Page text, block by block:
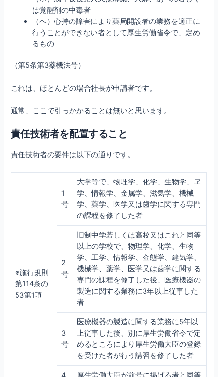
は覚醒剤の中毒者
（へ）心持の障害により薬局開設者の業務を適正に
行うことができない者として厚生労働省令で、定め
るもの
（第5条第3薬機法号）
これは、ほとんどの場合社長が申請者です。
通常、ここで引っかかることは無いと思います。
責任技術者を配置すること
責任技術者の要件は以下の通りです。
※施行規則
第114条の
53第1項
1
号
大学等で、物理学、化学、生物学、ヱ
学、情報学、金属学、滋気学、機械
学、薬学、医学又は歯学に関する専門
の課程を修了した者
2
号
旧制中学若しくは高校又はこれと同等
以上の学校で、物理学、化学、生物
学、工学、情報学、金態学、建気学、
機械学、薬学、医学又は歯学に関する
専門の課程を修了した後、医療機器の
製造に関する業務に3年以上従事した
者
3
号
医療機器の製造に関する業務に5年以
上従事した後、別に厚生労働省令で定
めるところにより厚生労働大臣の登録
を受けた者が行う講習を修了した者
4
厚生労働大臣が前号に掲げる者と同等